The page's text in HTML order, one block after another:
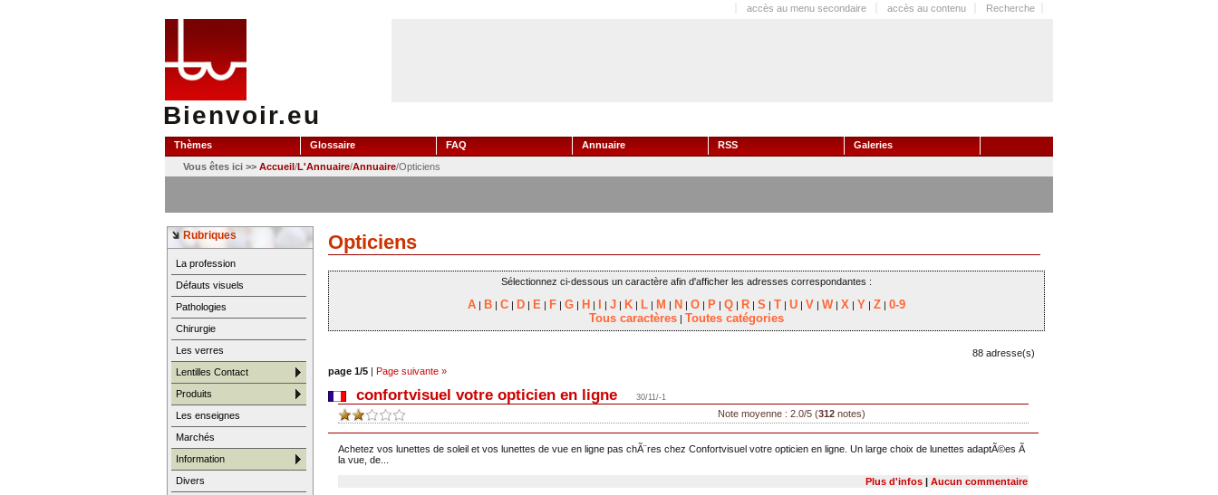
accès au menu secondaire accès au contenu Recherche
Bienvoir.eu
Thèmes Glossaire FAQ Annuaire RSS
Galeries
Vous êtes ici >> Accueil/L'Annuaire/Annuaire/Opticiens
Rubriques
La profession
Défauts visuels
Pathologies
Chirurgie
Les verres
Lentilles Contact
Produits
Les enseignes
Marchés
Information
Divers
Opticiens
Sélectionnez ci-dessous un caractère afin d'afficher les adresses correspondantes :
A| B| C| D| E | F| G| H | | J| K| L| M | N | O| P| Q| R| S | T| U| V | W| X | Y | Z| 0-9
Tous caractères| Toutes catégories
88 adresse(s)
page 1/5 | Page suivante »
confortvisuel votre opticien en ligne 30/11/-1
Note moyenne : 2.0/5 (312 notes)
Achetez vos lunettes de soleil et vos lunettes de vue en ligne pas chÃ¨res chez Confortvisuel votre opticien en ligne. Un large choix de lunettes adaptÃ©es Ã
la vue, de...
Plus d'infos |Aucun commentaire